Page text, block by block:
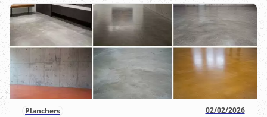
Planchers 02/02/2026